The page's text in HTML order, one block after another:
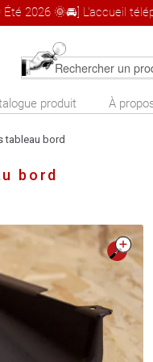
Été 2026 🌞🚘] L'accueil
Rechercher
produitproduit À
tableau bord
bord
🔍